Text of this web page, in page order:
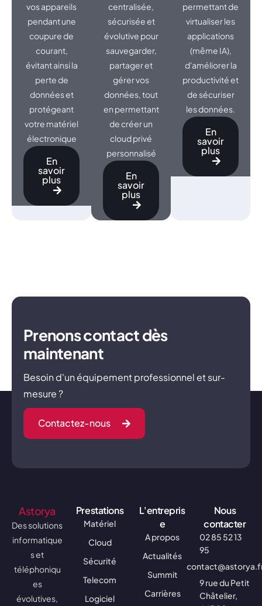
vos appareils
pendant une
coupure de
courant,
évitant ainsi la
perte de
données et
protégeant
votre matériel
électronique
En
savoir
plus
centralisée,
sécurisée et
évolutive pour
sauvegarder,
partager et
gérer vos
données, tout
en permettant
de créer un
cloud privé
personnalisé
En
savoir
plus
permettant de
virtualiser les
applications
(même IA),
d'améliorer la
productivité et
de sécuriser
les données.
En
savoir
plus
Prenons contact dès
maintenant
Besoin d'un équipement professionnel et sur-
mesure ?
Contactez-nous
Astorya
Des solutions
informatique
s et
téléphoniqu
es
évolutives,
Prestations
Matériel
Cloud
Sécurité
Telecom
Logiciel
L'entrepris
e
A propos
Actualités
Summit
Carrières
Nous
contacter
02 85 52 13
95
9 rue du Petit
Châtelier,